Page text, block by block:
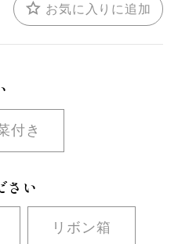
お気に入りに追加
付き
さい
リボン箱